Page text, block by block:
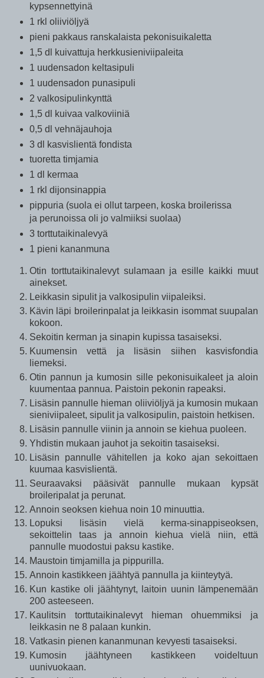
kypsennettyinä
1 rkl oliiviöljyä
pieni pakkaus ranskalaista pekonisuikaletta
1,5 dl kuivattuja herkkusieniviipaleita
1 uudensadon keltasipuli
1 uudensadon punasipuli
2 valkosipulinkynttä
1,5 dl kuivaa valkoviiniä
0,5 dl vehnäjauhoja
3 dl kasvislientä fondista
tuoretta timjamia
1 dl kermaa
1 rkl dijonsinappia
pippuria (suola ei ollut tarpeen, koska broilerissa
ja perunoissa oli jo valmiiksi suolaa)
3 torttutaikinalevyä
1 pieni kananmuna
Otin torttutaikinalevyt sulamaan ja esille kaikki muut
ainekset.
Leikkasin sipulit ja valkosipulin viipaleiksi.
Kävin läpi broilerinpalat ja leikkasin isommat suupalan
kokoon.
Sekoitin kerman ja sinapin kupissa tasaiseksi.
Kuumensin vettä ja lisäsin siihen kasvisfondia
liemeksi.
Otin pannun ja kumosin sille pekonisuikaleet ja aloin
kuumentaa pannua. Paistoin pekonin rapeaksi.
Lisäsin pannulle hieman oliiviöljyä ja kumosin mukaan
sieniviipaleet, sipulit ja valkosipulin, paistoin hetkisen.
Lisäsin pannulle viinin ja annoin se kiehua puoleen.
Yhdistin mukaan jauhot ja sekoitin tasaiseksi.
Lisäsin pannulle vähitellen ja koko ajan sekoittaen
kuumaa kasvislientä.
Seuraavaksi pääsivät pannulle mukaan kypsät
broileripalat ja perunat.
Annoin seoksen kiehua noin 10 minuuttia.
Lopuksi lisäsin vielä kerma-sinappiseoksen,
sekoittelin taas ja annoin kiehua vielä niin, että
pannulle muodostui paksu kastike.
Maustoin timjamilla ja pippurilla.
Annoin kastikkeen jäähtyä pannulla ja kiinteytyä.
Kun kastike oli jäähtynyt, laitoin uunin lämpenemään
200 asteeseen.
Kaulitsin torttutaikinalevyt hieman ohuemmiksi ja
leikkasin ne 8 palaan kunkin.
Vatkasin pienen kananmunan kevyesti tasaiseksi.
Kumosin jäähtyneen kastikkeen voideltuun
uunivuokaan.